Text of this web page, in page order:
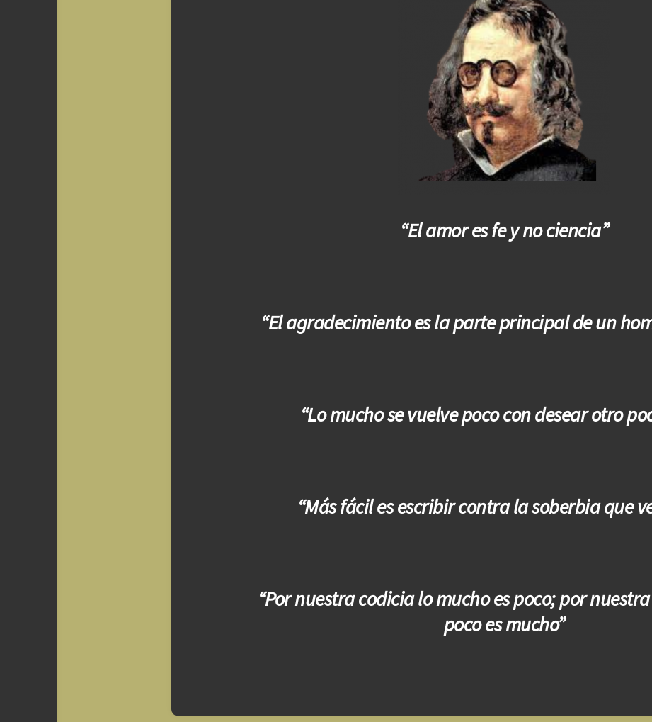
“El amor es fe y no ciencia”
“El agradecimiento es la parte principal de un
“Lo mucho se vuelve poco con desear otro
“Más fácil es escribir contra la soberbia que
“Por nuestra codicia lo mucho es poco; por
poco es mucho”